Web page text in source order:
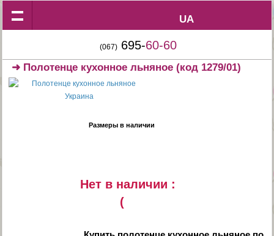
UA
UA
(067) 695-60-60
➜ Полотенце кухонное льняное (код 1279/01)
Размеры в наличии
Нет в наличии :
(